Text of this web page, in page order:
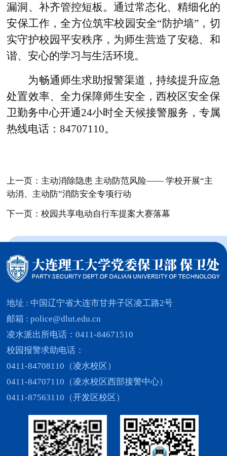
漏洞、补齐管控短板。通过常态化、精细化的
安保工作，全方位筑牢校园安全“防护墙”，切
实守护校园平安秩序，为师生营造了安稳、和
谐、安心的学习与生活环境。
为畅通师生求助报警渠道，持续提升应急
处置效率、全力保障师生安全，西校区安全保
卫勤务中心开通24小时全天候接警服务，专属
热线电话：84707110。
上一页：主动消除隐患 主动防范风险—— 学校开展“主
动消、主动防”消防安全专项行动
下一页：校园共享电动自行车提案大赛落幕
地址 : 中国辽宁省大连市甘井子区凌工路2号
邮箱 : police@dlut.edu.cn
凌水派出所电话：0411-84671510
校园报警求助电话：
0411-84708110（凌水校区）
0411-84707110（凌水校区西部接警中心）
0411-87563110（开发区校区）